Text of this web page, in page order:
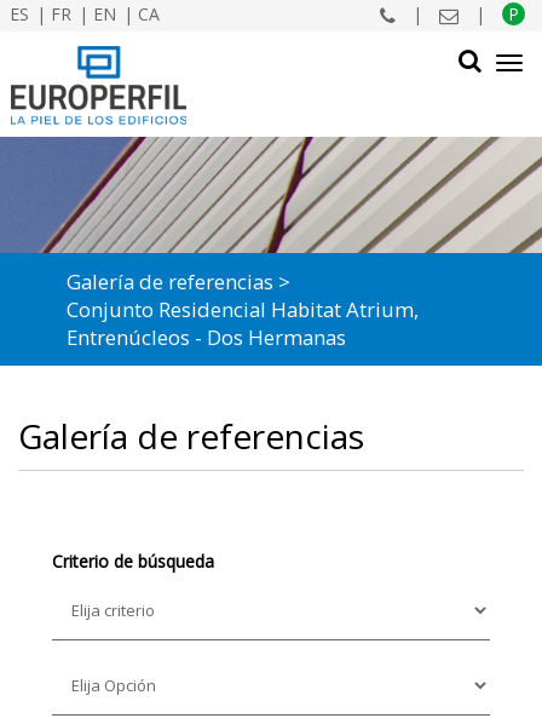
ES FR EN CA | | P
BUSCAR
Galería de referencias
Conjunto Residencial Habitat Atrium,
Entrenúcleos - Dos Hermanas
Galería de referencias
Criterio de búsqueda